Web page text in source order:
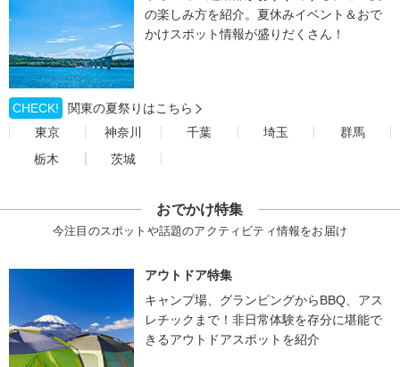
の楽しみ方を紹介。夏休みイベント＆おで
かけスポット情報が盛りだくさん！
CHECK!
関東の夏祭りはこちら
東京
神奈川 千葉 埼玉
群馬
栃木
茨城
おでかけ特集
今注目のスポットや話題のアクティビティ情報をお届け
アウトドア特集
キャンプ場、グランピングからBBQ、アス
レチックまで！非日常体験を存分に堪能で
きるアウトドアスポットを紹介